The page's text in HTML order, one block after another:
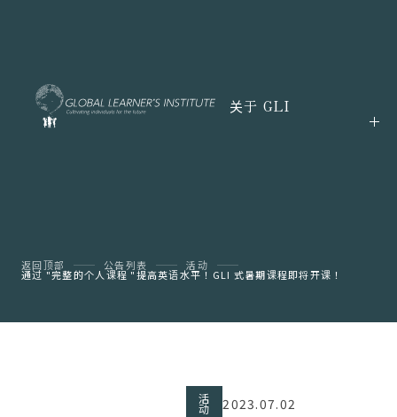
关于 GLI
返回顶部 公告列表 活动
通过 "完整的个人课程 "提高英语水平！GLI 式暑期课程即将开课！
活
动 2023.07.02